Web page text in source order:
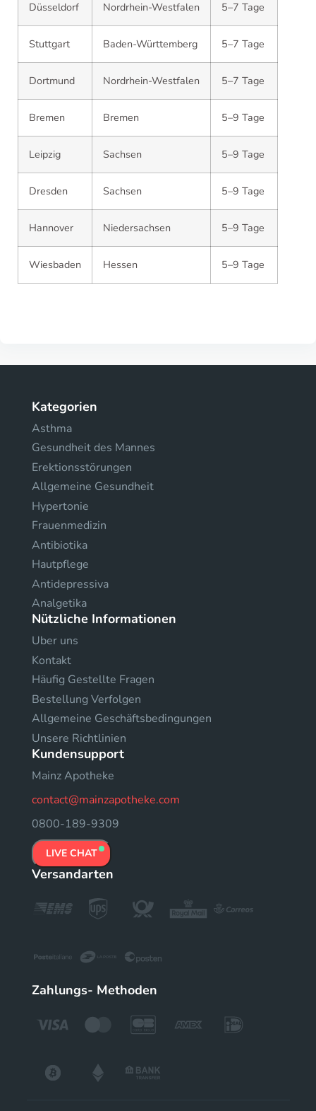
Düsseldorf Nordrhein-Westfalen 5–7 Tage
Stuttgart Baden-Württemberg 5–7 Tage
Dortmund Nordrhein-Westfalen 5–7 Tage
Bremen Bremen 5–9 Tage
Leipzig Sachsen 5–9 Tage
Dresden Sachsen 5–9 Tage
Hannover Niedersachsen 5–9 Tage
Wiesbaden Hessen 5–9 Tage
Kategorien
Asthma
Gesundheit des Mannes
Erektionsstörungen
Allgemeine Gesundheit
Hypertonie
Frauenmedizin
Antibiotika
Hautpflege
Antidepressiva
Analgetika
Nützliche Informationen
Uber uns
Kontakt
Häufig Gestellte Fragen
Bestellung Verfolgen
Allgemeine Geschäftsbedingungen
Unsere Richtlinien
Kundensupport
Mainz Apotheke
contact@mainzapotheke.com
0800-189-9309
LIVE CHAT
Versandarten
Zahlungs- Methoden